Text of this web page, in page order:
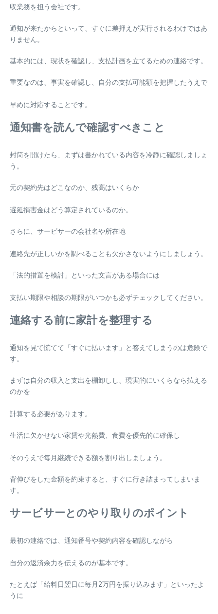
収業務を担う会社です。
通知が来たからといって、すぐに差押えが実行されるわけではあ
りません。
基本的には、現状を確認し、支払計画を立てるための連絡です。
重要なのは、事実を確認し、自分の支払可能額を把握したうえで
早めに対応することです。
通知書を読んで確認すべきこと
封筒を開けたら、まずは書かれている内容を冷静に確認しましょ
う。
元の契約先はどこなのか、残高はいくらか
遅延損害金はどう算定されているのか。
さらに、サービサーの会社名や所在地
連絡先が正しいかを調べることも欠かさないようにしましょう。
「法的措置を検討」といった文言がある場合には
支払い期限や相談の期限がいつかも必ずチェックしてください。
連絡する前に家計を整理する
通知を見て慌てて「すぐに払います」と答えてしまうのは危険で
す。
まずは自分の収入と支出を棚卸しし、現実的にいくらなら払える
のかを
計算する必要があります。
生活に欠かせない家賃や光熱費、食費を優先的に確保し
そのうえで毎月継続できる額を割り出しましょう。
背伸びをした金額を約束すると、すぐに行き詰まってしまいま
す。
サービサーとのやり取りのポイント
最初の連絡では、通知番号や契約内容を確認しながら
自分の返済余力を伝えるのが基本です。
たとえば「給料日翌日に毎月2万円を振り込みます」といったよ
うに